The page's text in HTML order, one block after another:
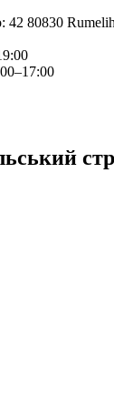
42 80830